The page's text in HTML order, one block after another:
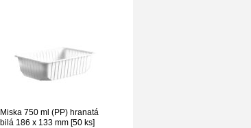
Miska 750 ml (PP) hranatá
bilá 186 x 133 mm [50 ks]